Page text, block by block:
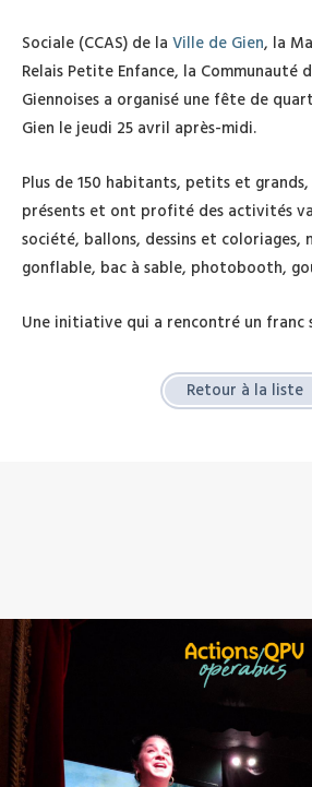
Sociale (CCAS) de la Ville de Gien, la
Relais Petite Enfance, la Communauté
Giennoises a organisé une fête de
Gien le jeudi 25 avril après-midi.
Plus de 150 habitants, petits et
présents et ont profité des activités
société, ballons, dessins et coloriages,
gonflable, bac à sable, photobooth,
Une initiative qui a rencontré un franc
Retour à la liste